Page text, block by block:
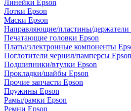
Линейки Epson
Лотки Epson
Маски Epson
Направляющие/пластины/держатели
Печатающие головки Epson
Платы/электронные компоненты
Поглотители чернил/памперсы Epson
Подшипники/втулки Epson
Прокладки/шайбы Epson
Прочие запчасти Epson
Пружины Epson
Рамы/рамки Epson
Ремни Epson